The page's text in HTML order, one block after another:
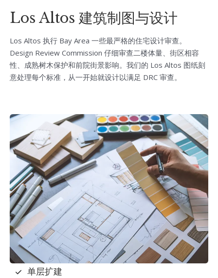
Los Altos 建筑制图与设计
Los Altos 执行 Bay Area 一些最严格的住宅设计审查。
Design Review Commission 仔细审查二楼体量、街区相容
性、成熟树木保护和前院街景影响。我们的 Los Altos 图纸刻
意处理每个标准，从一开始就设计以满足 DRC 审查。
单层扩建